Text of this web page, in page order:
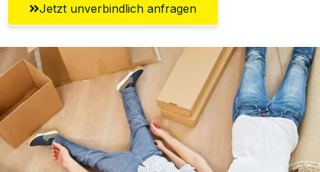
Jetzt unverbindlich anfragen